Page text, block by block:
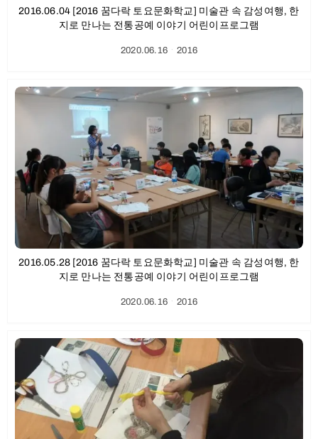
2016.06.04 [2016 꿈다락 토요문화학교] 미술관 속 감성여행, 한
지로 만나는 전통공예 이야기 어린이프로그램
2020.06.16ㆍ2016
2016.05.28 [2016 꿈다락 토요문화학교] 미술관 속 감성여행, 한
지로 만나는 전통공예 이야기 어린이프로그램
2020.06.16ㆍ2016